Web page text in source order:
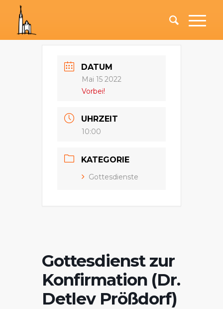
Gottesdienst zur
Konfirmation (Dr.
Detlev Prößdorf)
DATUM
Mai 15 2022
Vorbei!
UHRZEIT
10:00
KATEGORIE
Gottesdienste